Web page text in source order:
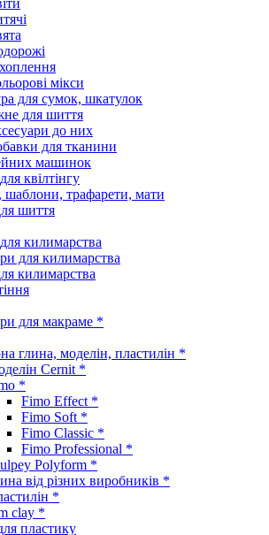
мікси
для сумок, шкатулок
для шиття
до них
для тканини
машинок
квілтінгу
шаблони, трафарети, мати
шиття
килимарства
для килимарства
килимарства
для макраме *
глина, моделін, пластилін *
Cernit *
*
Fimo Effect *
Fimo Soft *
Fimo Classic *
Fimo Professional *
Polyform *
від різних виробників *
*
clay *
пластику